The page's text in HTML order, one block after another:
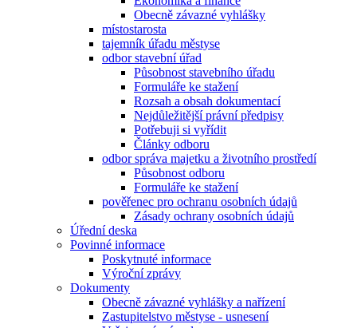
Obecně závazné vyhlášky
místostarosta
tajemník úřadu městyse
odbor stavební úřad
Působnost stavebního úřadu
Formuláře ke stažení
Rozsah a obsah dokumentací
Nejdůležitější právní předpisy
Potřebuji si vyřídit
Články odboru
odbor správa majetku a životního prostředí
Působnost odboru
Formuláře ke stažení
pověřenec pro ochranu osobních údajů
Zásady ochrany osobních údajů
Úřední deska
Povinné informace
Poskytnuté informace
Výroční zprávy
Dokumenty
Obecně závazné vyhlášky a nařízení
Zastupitelstvo městyse - usnesení